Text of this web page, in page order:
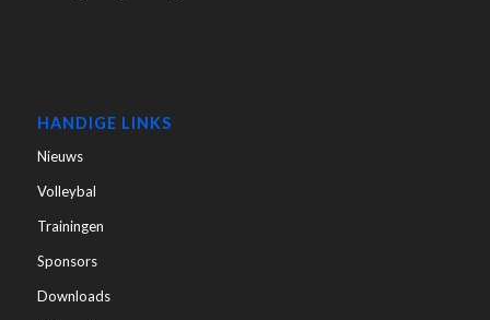
HANDIGE LINKS
Nieuws
Volleybal
Trainingen
Sponsors
Downloads